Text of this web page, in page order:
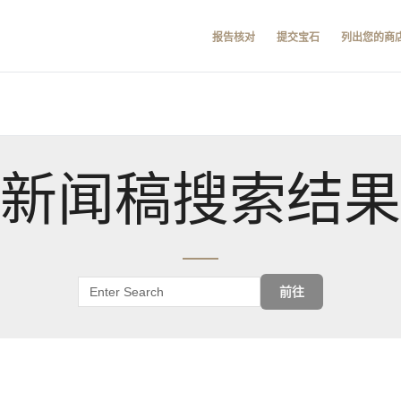
报告核对 提交宝石 列出您的商
新闻稿搜索结果
前往